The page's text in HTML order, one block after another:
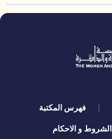
فهرس المكتبة
الشروط و الاحكام